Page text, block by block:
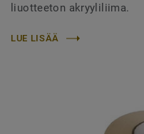
liuotteeton akryyliliima.
LUE LISÄÄ